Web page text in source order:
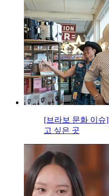
[브라보 문화 이슈
고 싶은 곳